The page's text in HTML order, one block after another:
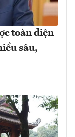
toàn diện
sâu,